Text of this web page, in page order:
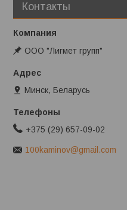
Контакты
ООО "Лигмет групп"
Минск, Беларусь
+375 (29) 657-09-02
100kaminov@gmail.com